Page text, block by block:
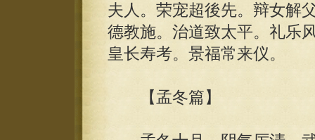
夫人。荣宠超後先。辩女解
德教施。治道致太平。礼乐
皇长寿考。景福常来仪。
【孟冬篇】